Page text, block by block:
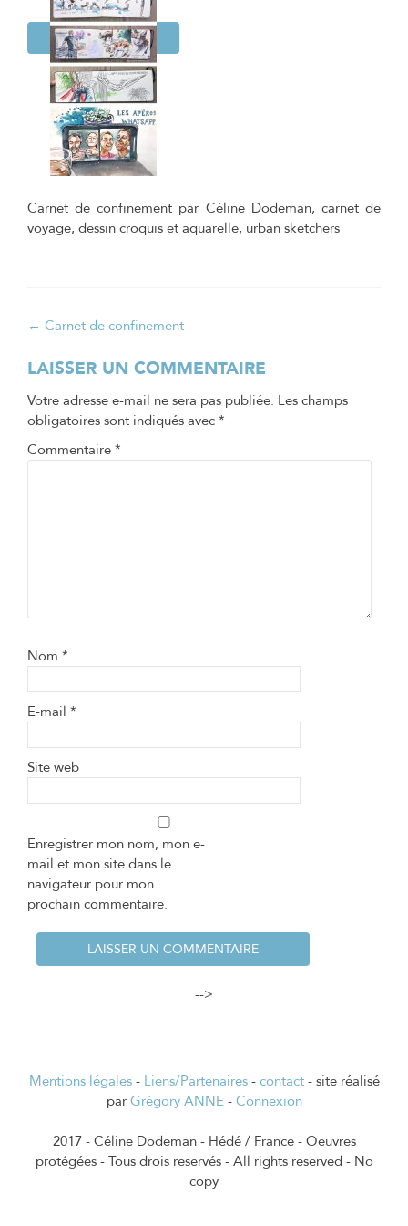
Carnet de confinement par Céline Dodeman, carnet de
voyage, dessin croquis et aquarelle, urban sketchers
Navigation
de
l’article
← Carnet de confinement
LAISSER UN COMMENTAIRE
Votre adresse e-mail ne sera pas publiée. Les champs
obligatoires sont indiqués avec *
Commentaire *
Nom *
E-mail *
Site web
Enregistrer mon nom, mon e-
mail et mon site dans le
navigateur pour mon
prochain commentaire.
-->
Mentions légales- Liens/Partenaires- contact- site réalisé
par Grégory ANNE- Connexion
2017 - Céline Dodeman - Hédé / France - Oeuvres
protégées - Tous drois reservés - All rights reserved - No
copy